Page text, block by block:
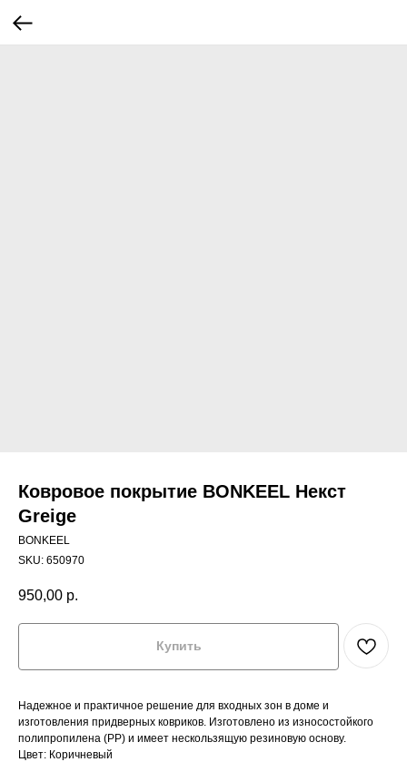
Ковровое покрытие BONKEEL Некст
Greige
BONKEEL
SKU: 650970
950,00 р.
Купить
Надежное и практичное решение для входных зон в доме и
изготовления придверных ковриков. Изготовлено из износостойкого
полипропилена (PP) и имеет нескользящую резиновую основу.
Цвет: Коричневый